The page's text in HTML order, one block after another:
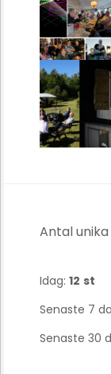
Antal
Idag: 12 st
Senaste 7
Senaste 30